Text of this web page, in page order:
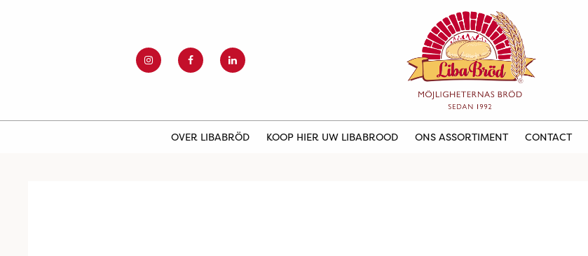
OVER LIBABRÖD KOOP HIER UW LIBABROOD ONS ASSORTIMENT CONTACT